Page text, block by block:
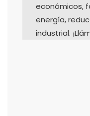
económicos,
energía,
industrial.